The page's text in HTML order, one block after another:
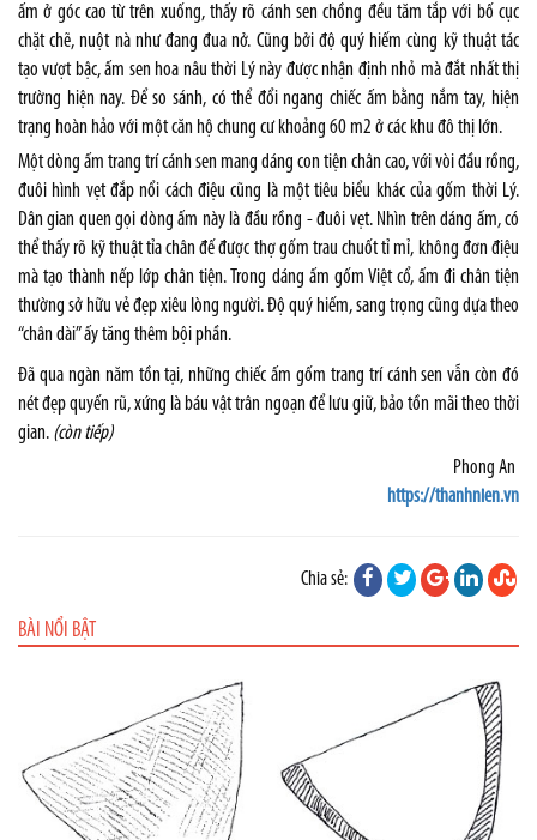
ấm ở góc cao từ trên xuống, thấy rõ cánh sen chồng đều tăm tắp với bố cục
chặt chẽ, nuột nà như đang đua nở. Cũng bởi độ quý hiếm cùng kỹ thuật tác
tạo vượt bậc, ấm sen hoa nâu thời Lý này được nhận định nhỏ mà đắt nhất thị
trường hiện nay. Để so sánh, có thể đổi ngang chiếc ấm bằng nắm tay, hiện
trạng hoàn hảo với một căn hộ chung cư khoảng 60 m2 ở các khu đô thị lớn.
Một dòng ấm trang trí cánh sen mang dáng con tiện chân cao, với vòi đầu rồng,
đuôi hình vẹt đắp nổi cách điệu cũng là một tiêu biểu khác của gốm thời Lý.
Dân gian quen gọi dòng ấm này là đầu rồng - đuôi vẹt. Nhìn trên dáng ấm, có
thể thấy rõ kỹ thuật tỉa chân đế được thợ gốm trau chuốt tỉ mỉ, không đơn điệu
mà tạo thành nếp lớp chân tiện. Trong dáng ấm gốm Việt cổ, ấm đi chân tiện
thường sở hữu vẻ đẹp xiêu lòng người. Độ quý hiếm, sang trọng cũng dựa theo
“chân dài” ấy tăng thêm bội phần.
Đã qua ngàn năm tồn tại, những chiếc ấm gốm trang trí cánh sen vẫn còn đó
nét đẹp quyến rũ, xứng là báu vật trân ngoạn để lưu giữ, bảo tồn mãi theo thời
gian. (còn tiếp)
Phong An
https://thanhnien.vn
Chia sẻ:
BÀI NỔI BẬT